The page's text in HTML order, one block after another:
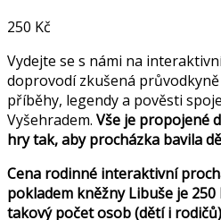
250 Kč
Vydejte se s námi na
doprovodí zkušená
příběhy, legendy a pověsti
Vyšehradem. Vše je propojené
hry tak, aby procházka bavila
Cena rodinné interaktivní
pokladem kněžny Libuše je
takový počet osob (dětí i